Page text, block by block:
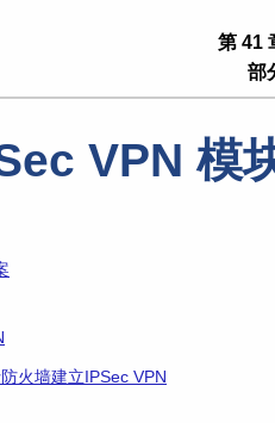
第 41
部
VPN 模
火墙建立IPSec VPN